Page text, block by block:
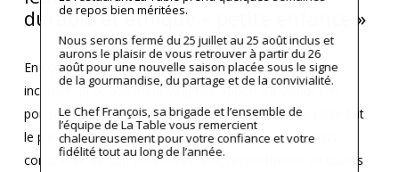
de repos bien méritées.
Nous serons fermé du 25 juillet au 25 août inclus et
aurons le plaisir de vous retrouver à partir du 26
août pour une nouvelle saison placée sous le signe
de la gourmandise, du partage et de la convivialité.
Le Chef François, sa brigade et l’ensemble de
l’équipe de La Table vous remercient
chaleureusement pour votre confiance et votre
fidélité tout au long de l’année.
durable et éthique « petite enfance »
En optant pour une alimentation équilibrée, locale et
inclusive, principalement végétale apportant viandes et
poissons en moindre quantité, la cité solidaire / la table fait
le pari d’une génération future en meilleure santé, plus
consciente de son environnement, respectueuse de toutes